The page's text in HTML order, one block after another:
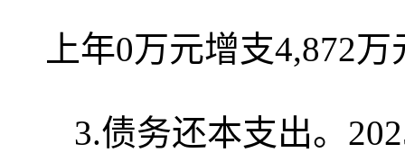
上年0万元增支4,872
3.债务还本支出。